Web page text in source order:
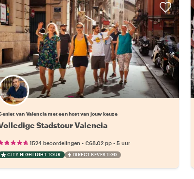
Kies jouw favoriete local
van Valencia met een host van jouw keuze
Stadstour Valencia
1524 beoordelingen •€68.02 pp •5 uur
CITY HIGHLIGHT TOUR DIRECT BEVESTIGD